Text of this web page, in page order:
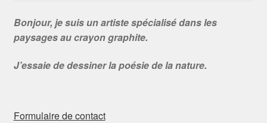
Bonjour, je suis un artiste spécialisé dans les
paysages au crayon graphite.
J’essaie de dessiner la poésie de la nature.
Formulaire de contact